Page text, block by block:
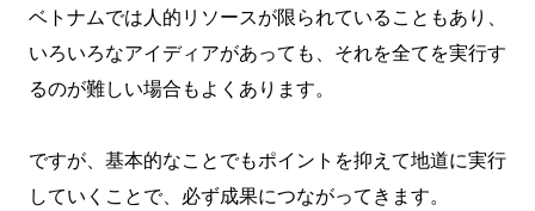
ベトナムでは人的リソースが限られていることもあり、
いろいろなアイディアがあっても、それを全てを実行す
るのが難しい場合もよくあります。
ですが、基本的なことでもポイントを抑えて地道に実行
していくことで、必ず成果につながってきます。